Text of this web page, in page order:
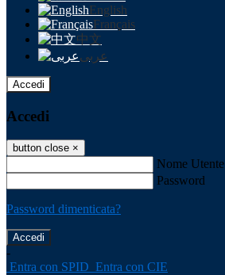
English
Français
中文
عربى
Accedi
Accedi
button close ×
Nome Utente
Password
Password dimenticata?
-
Entra con SPID Entra con CIE